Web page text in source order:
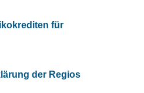
für
der Regios